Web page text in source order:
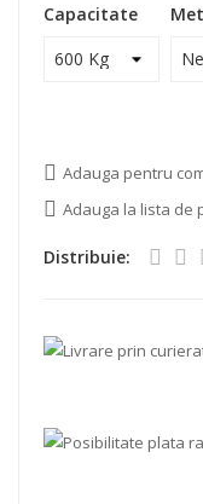
Capacitate
Adauga pentru
Adauga la lista de
Distribuie: